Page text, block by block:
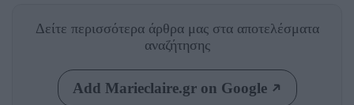
Δείτε περισσότερα άρθρα μας στα αποτελέσματα
αναζήτησης
Add Marieclaire.gr on Google